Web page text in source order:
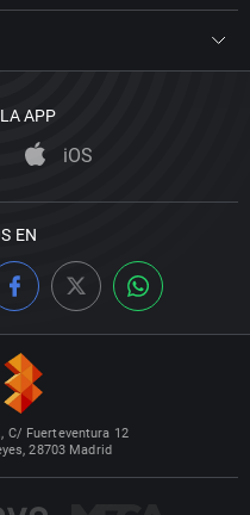
APP
iOS
EN
C/ Fuerteventura 12
28703 Madrid